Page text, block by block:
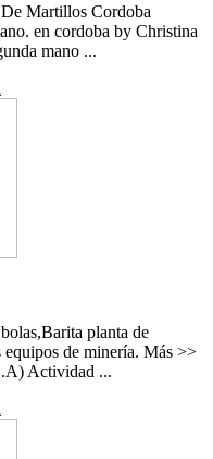
Martillos Cordoba
en cordoba by Christina
mano ...
planta de
de minería. Más >>
Actividad ...